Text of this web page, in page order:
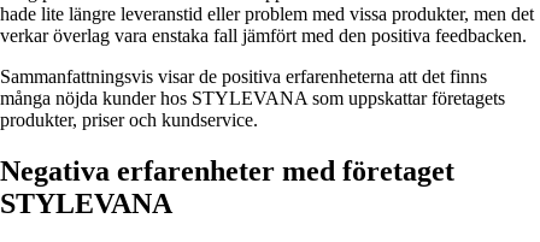
hade lite längre leveranstid eller problem med vissa produkter, men det
verkar överlag vara enstaka fall jämfört med den positiva feedbacken.
Sammanfattningsvis visar de positiva erfarenheterna att det finns
många nöjda kunder hos STYLEVANA som uppskattar företagets
produkter, priser och kundservice.
Negativa erfarenheter med företaget
STYLEVANA